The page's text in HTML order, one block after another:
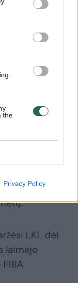
the
Privacy Policy
ir
Lietuvos
LKL dėl
laimėjo